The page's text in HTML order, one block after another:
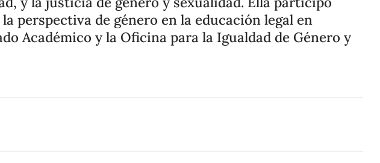
perspectiva de género en la educación legal en
Académico y la Oficina para la Igualdad de Género y